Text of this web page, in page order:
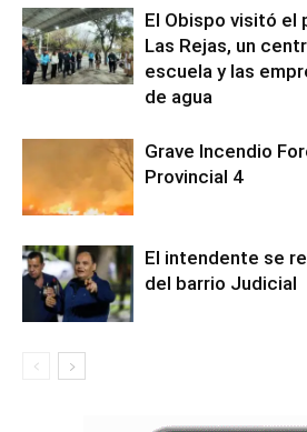
El Obispo visitó el
Las Rejas, un
escuela y las
de agua
Grave Incendio
Provincial 4
El intendente se
del barrio Judicial